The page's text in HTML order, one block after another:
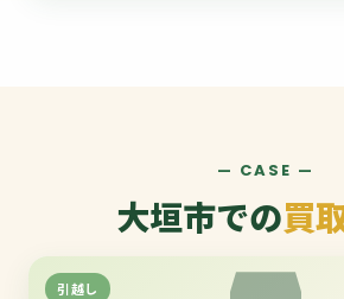
— CASE —
大垣市での買
引越し